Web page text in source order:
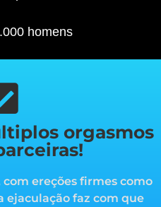
homens
orgasmos
ereções firmes como
ejaculação faz com que